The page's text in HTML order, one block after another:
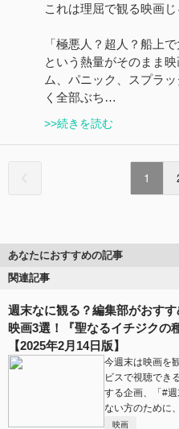
これは理屈で観る映画
「極悪人？超人？船上
という熱量がそのまま
ム、パニック、スプラ
く全部ぶち…
>>続きを読む
1
あなたにおすすめの記事
関連記事
週末なに観る？編集部がおす
映画3選！『聖なるイチジクの
【2025年2月14日版】
今週末は映画を
ビスで視聴でき
する企画、「#
ない方のために
映画